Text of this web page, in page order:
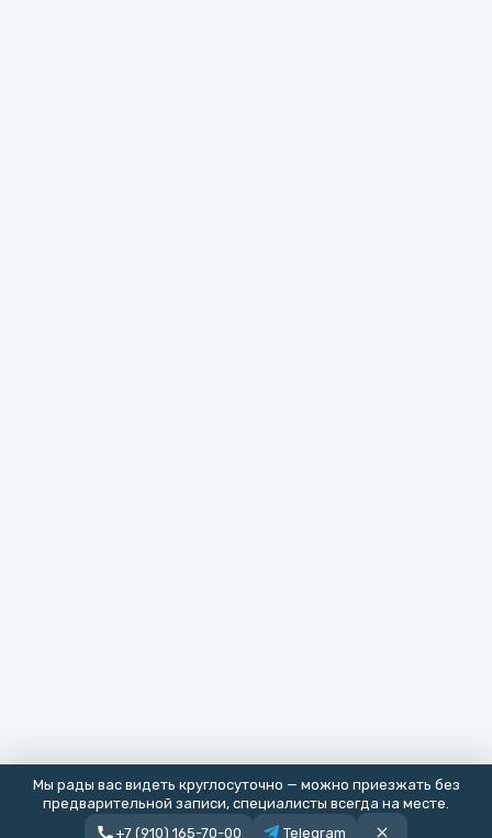
Мы рады вас видеть круглосуточно — можно приезжать без
предварительной записи, специалисты всегда на месте.
+7 (910) 165-70-00
Telegram